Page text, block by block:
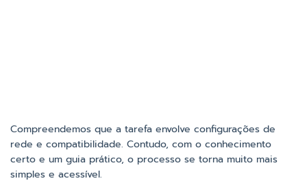
Compreendemos que a tarefa envolve configurações de
rede e compatibilidade. Contudo, com o conhecimento
certo e um guia prático, o processo se torna muito mais
simples e acessível.